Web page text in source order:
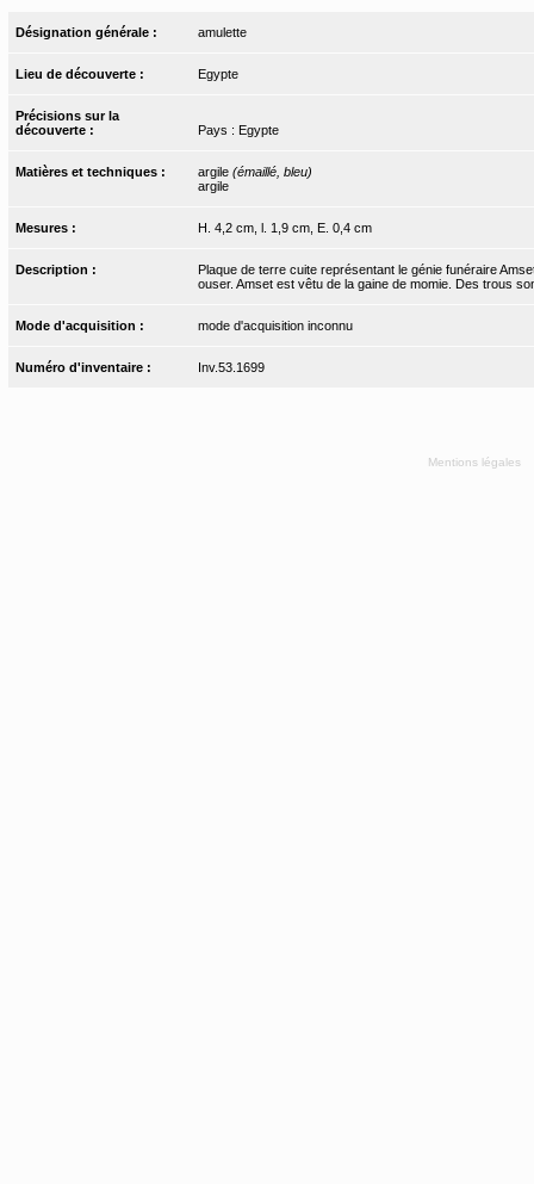
Désignation générale : amulette
Lieu de découverte : Egypte
Précisions sur la
découverte :
Pays : Egypte
Matières et techniques : argile (émaillé, bleu)
argile
Mesures : H. 4,2 cm, l. 1,9 cm, E. 0,4 cm
Description :
Plaque de terre cuite représentant le génie funéraire
ouser. Amset est vêtu de la gaine de momie. Des trous
Mode d'acquisition : mode d'acquisition inconnu
Numéro d'inventaire : Inv.53.1699
Mentions légales